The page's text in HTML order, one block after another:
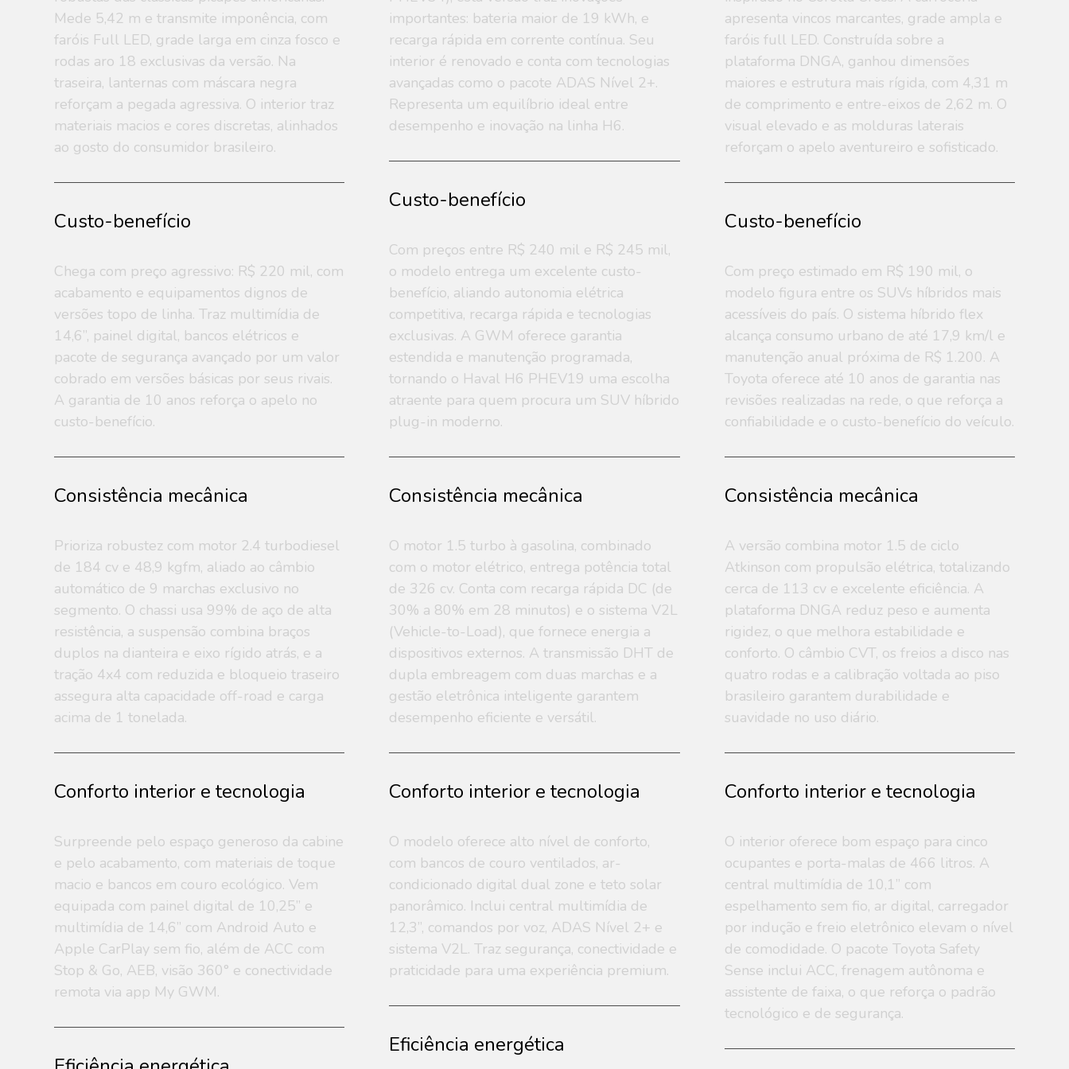
Pneu 235/55 R19
Mede 5,42 m e transmite imponência, com
faróis Full LED, grade larga em cinza fosco e
rodas aro 18 exclusivas da versão. Na
traseira, lanternas com máscara negra
reforçam a pegada agressiva. O interior traz
materiais macios e cores discretas, alinhados
ao gosto do consumidor brasileiro.
Custo-benefício
Chega com preço agressivo: R$ 220 mil, com
acabamento e equipamentos dignos de
versões topo de linha. Traz multimídia de
14,6”, painel digital, bancos elétricos e
pacote de segurança avançado por um valor
cobrado em versões básicas por seus rivais.
A garantia de 10 anos reforça o apelo no
custo-benefício.
Consistência mecânica
Prioriza robustez com motor 2.4 turbodiesel
de 184 cv e 48,9 kgfm, aliado ao câmbio
automático de 9 marchas exclusivo no
segmento. O chassi usa 99% de aço de alta
resistência, a suspensão combina braços
duplos na dianteira e eixo rígido atrás, e a
tração 4x4 com reduzida e bloqueio traseiro
assegura alta capacidade off-road e carga
acima de 1 tonelada.
Conforto interior e tecnologia
Surpreende pelo espaço generoso da cabine
e pelo acabamento, com materiais de toque
macio e bancos em couro ecológico. Vem
equipada com painel digital de 10,25” e
multimídia de 14,6” com Android Auto e
Apple CarPlay sem fio, além de ACC com
Stop & Go, AEB, visão 360° e conectividade
remota via app My GWM.
importantes: bateria maior de 19 kWh, e
recarga rápida em corrente contínua. Seu
interior é renovado e conta com tecnologias
avançadas como o pacote ADAS Nível 2+.
Representa um equilíbrio ideal entre
desempenho e inovação na linha H6.
Custo-benefício
Com preços entre R$ 240 mil e R$ 245 mil,
o modelo entrega um excelente custo-
benefício, aliando autonomia elétrica
competitiva, recarga rápida e tecnologias
exclusivas. A GWM oferece garantia
estendida e manutenção programada,
tornando o Haval H6 PHEV19 uma escolha
atraente para quem procura um SUV híbrido
plug-in moderno.
Consistência mecânica
O motor 1.5 turbo à gasolina, combinado
com o motor elétrico, entrega potência total
de 326 cv. Conta com recarga rápida DC (de
30% a 80% em 28 minutos) e o sistema V2L
(Vehicle-to-Load), que fornece energia a
dispositivos externos. A transmissão DHT de
dupla embreagem com duas marchas e a
gestão eletrônica inteligente garantem
desempenho eficiente e versátil.
Conforto interior e tecnologia
O modelo oferece alto nível de conforto,
com bancos de couro ventilados, ar-
condicionado digital dual zone e teto solar
panorâmico. Inclui central multimídia de
12,3”, comandos por voz, ADAS Nível 2+ e
sistema V2L. Traz segurança, conectividade e
praticidade para uma experiência premium.
Eficiência energética
apresenta vincos marcantes, grade ampla e
faróis full LED. Construída sobre a
plataforma DNGA, ganhou dimensões
maiores e estrutura mais rígida, com 4,31 m
de comprimento e entre-eixos de 2,62 m. O
visual elevado e as molduras laterais
reforçam o apelo aventureiro e sofisticado.
Custo-benefício
Com preço estimado em R$ 190 mil, o
modelo figura entre os SUVs híbridos mais
acessíveis do país. O sistema híbrido flex
alcança consumo urbano de até 17,9 km/l e
manutenção anual próxima de R$ 1.200. A
Toyota oferece até 10 anos de garantia nas
revisões realizadas na rede, o que reforça a
confiabilidade e o custo-benefício do veículo.
Consistência mecânica
A versão combina motor 1.5 de ciclo
Atkinson com propulsão elétrica, totalizando
cerca de 113 cv e excelente eficiência. A
plataforma DNGA reduz peso e aumenta
rigidez, o que melhora estabilidade e
conforto. O câmbio CVT, os freios a disco nas
quatro rodas e a calibração voltada ao piso
brasileiro garantem durabilidade e
suavidade no uso diário.
Conforto interior e tecnologia
O interior oferece bom espaço para cinco
ocupantes e porta-malas de 466 litros. A
central multimídia de 10,1” com
espelhamento sem fio, ar digital, carregador
por indução e freio eletrônico elevam o nível
de comodidade. O pacote Toyota Safety
Sense inclui ACC, frenagem autônoma e
assistente de faixa, o que reforça o padrão
tecnológico e de segurança.